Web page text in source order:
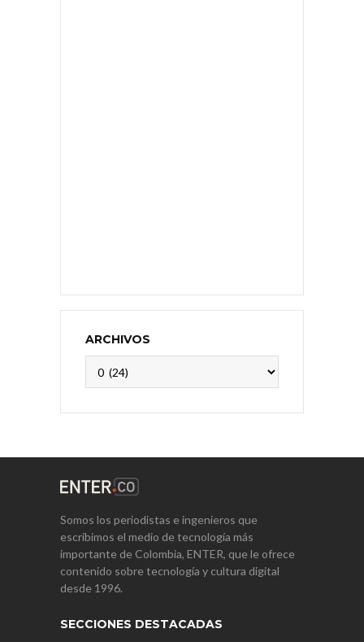
ARCHIVOS
Somos los periodistas e ingenieros que
escribimos el medio de tecnología más
importante de Colombia, ENTER, que le ofrece
contenido sobre tecnología y cultura digital
desde 1996.
SECCIONES DESTACADAS